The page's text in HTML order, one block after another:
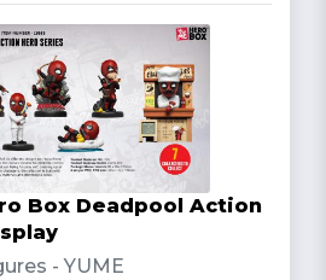
Box Deadpool Action
- YUME